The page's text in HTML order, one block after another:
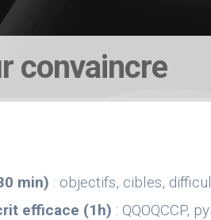
convaincre
min) : objectifs, cibles,
efficace (1h) : QQOQCCP,